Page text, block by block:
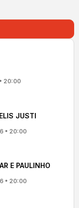
20:00
JUSTI
• 20:00
E PAULINHO
• 20:00